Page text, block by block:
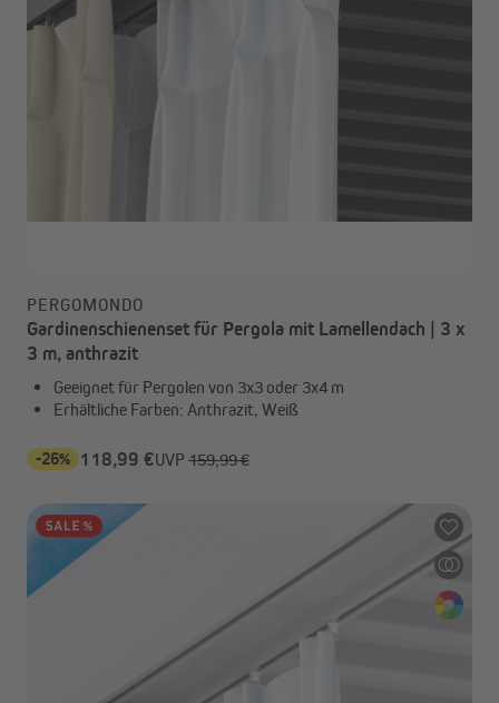
PERGOMONDO
Gardinenschienenset für Pergola mit Lamellendach | 3 x
3 m, anthrazit
Geeignet für Pergolen von 3x3 oder 3x4 m
Erhältliche Farben: Anthrazit, Weiß
-26% 118,99 €UVP 159,99 €